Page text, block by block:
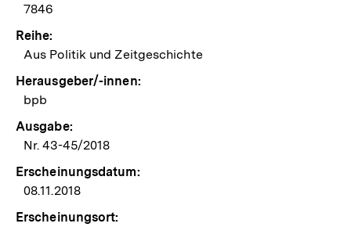
7846
Reihe:
Aus Politik und Zeitgeschichte
Herausgeber/-innen:
bpb
Ausgabe:
Nr. 43-45/2018
Erscheinungsdatum:
08.11.2018
Erscheinungsort: